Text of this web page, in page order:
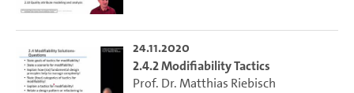
24.11.2020
2.4.2 Modifiability Tactics
Prof. Dr. Matthias Riebisch